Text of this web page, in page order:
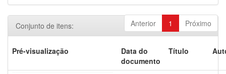
Anterior 1 Próximo
Conjunto de itens:
Pré-visualização
Data do
documento
Título